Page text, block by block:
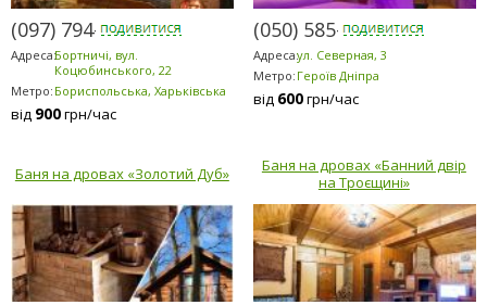
(097) 794-2303
Адреса:Бортничі, вул.
Коцюбинського, 22
Метро: Бориспольська, Харьківська
від 900грн/час
(050) 585-1371
Адреса:ул. Северная, 3
Метро: Героїв Дніпра
від 600грн/час
Баня на дровах «Золотий Дуб»
Баня на дровах «Банний двір
на Троєщині»